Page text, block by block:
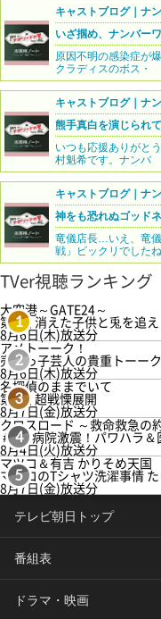
キャストブログ｜ナ
いざ掴め、ナンバー
原因不明の感染症が
クラディスのボス・
キャストブログ｜ナ
熊手真白を演じられ
いつも応援ありがと
村魁希です。ナンバ
キャストブログ｜ナ
神をも恐れぬゴッド
竜儀店長…いえ、竜
戦」ビックリでしたね
TVer視聴ランキング
1
大空港～GATE24～
第3話 消えた子供と兎を追え
8月6日(木)放送分
2
アメトーーク！
売れっ子芸人の貴重トーー
8月6日(木)放送分
3
名探偵のままでいて
第4話 超戦慄展開
8月7日(金)放送分
4
クロスロード ～救命救急の
＃5 病院激震！パワハラ＆
8月4日(火)放送分
5
マツコ＆有吉 かりそめ天国
マツコのTシャツ洗濯事情
8月7日(金)放送分
テレビ朝日トップ
番組表
ドラマ・映画